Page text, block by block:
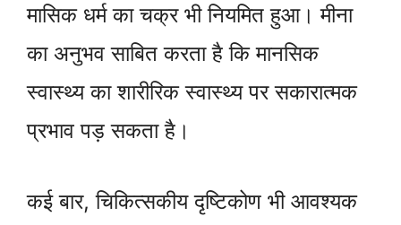
मासिक धर्म का चक्र भी नियमित हुआ। मीना
का अनुभव साबित करता है कि मानसिक
स्वास्थ्य का शारीरिक स्वास्थ्य पर सकारात्मक
प्रभाव पड़ सकता है।
कई बार, चिकित्सकीय दृष्टिकोण भी आवश्यक